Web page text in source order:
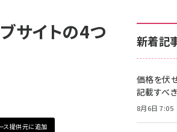
サイトの4つ
ス提供元に追加
新着記
価格を伏
記載すべ
8月6日 7:05